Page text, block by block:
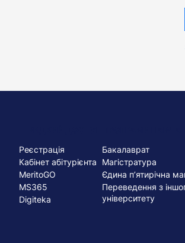
Menu
stopka
Реєстрація
Кабінет абітурієнта
MeritoGO
MS365
Digiteka
Бакалаврат
Магістратура
Єдина п’ятирічна
Переведення з
університету